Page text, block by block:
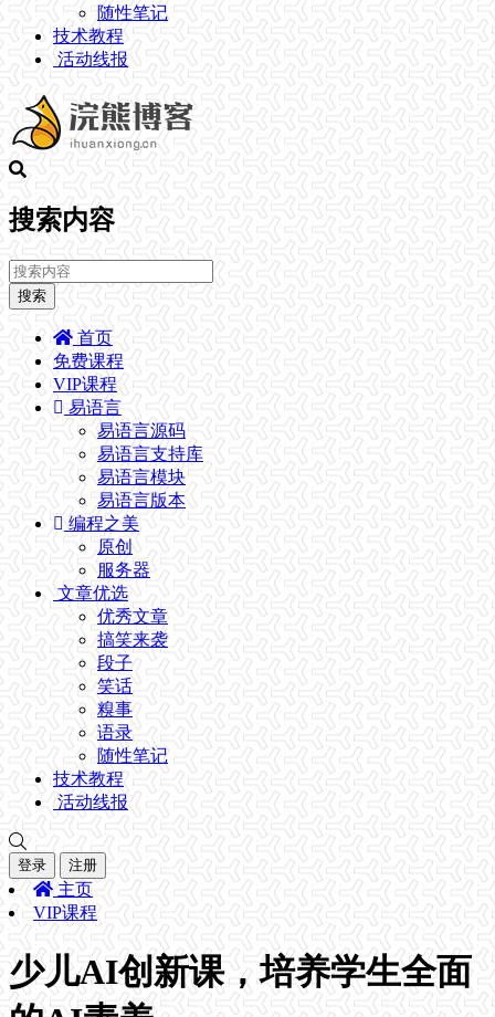
随性笔记
技术教程
活动线报
搜索内容
搜索
首页
免费课程
VIP课程
易语言
易语言源码
易语言支持库
易语言模块
易语言版本
编程之美
原创
服务器
文章优选
优秀文章
搞笑来袭
段子
笑话
糗事
语录
随性笔记
技术教程
活动线报
登录 注册
主页
VIP课程
少儿AI创新课，培养学生全面